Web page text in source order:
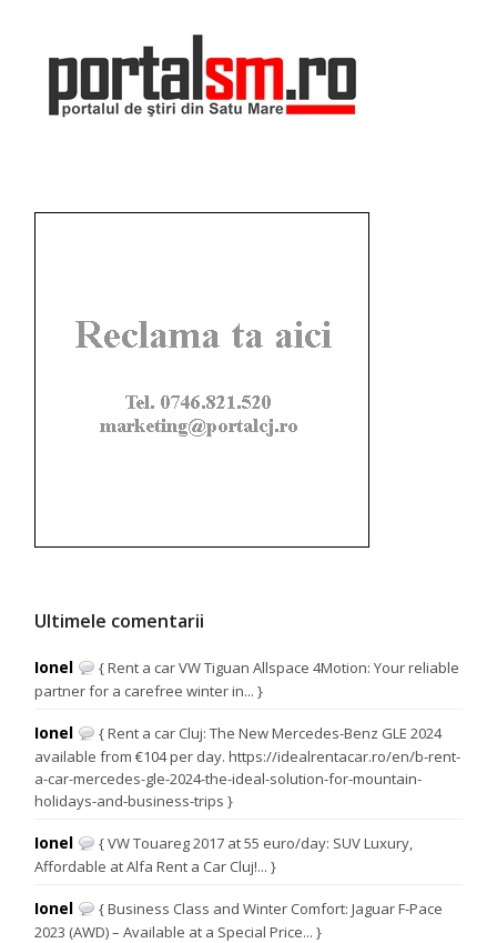
Ultimele comentarii
Ionel
{ Rent a car VW Tiguan Allspace 4Motion: Your reliable
partner for a carefree winter in... }
Ionel
{ Rent a car Cluj: The New Mercedes-Benz GLE 2024
available from €104 per day. https://idealrentacar.ro/en/b-rent-
a-car-mercedes-gle-2024-the-ideal-solution-for-mountain-
holidays-and-business-trips }
Ionel
{ VW Touareg 2017 at 55 euro/day: SUV Luxury,
Affordable at Alfa Rent a Car Cluj!... }
Ionel
{ Business Class and Winter Comfort: Jaguar F-Pace
2023 (AWD) – Available at a Special Price... }